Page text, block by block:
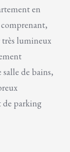
en
très lumineux
de bains,
de parking